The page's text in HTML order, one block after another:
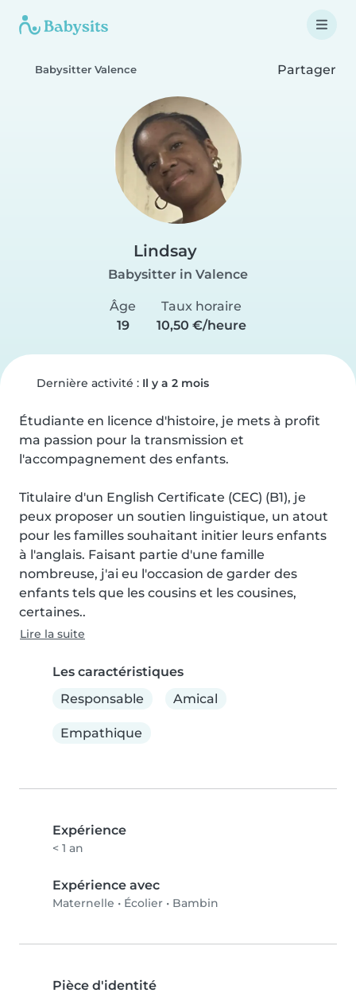
Babysitter Valence Partager
Lindsay
Babysitter in Valence
Âge
19
Taux horaire
10,50 €/heure
Dernière activité : Il y a 2 mois
Étudiante en licence d'histoire, je mets à profit
ma passion pour la transmission et
l'accompagnement des enfants.
Titulaire d'un English Certificate (CEC) (B1), je
peux proposer un soutien linguistique, un atout
pour les familles souhaitant initier leurs enfants
à l'anglais. Faisant partie d'une famille
nombreuse, j'ai eu l'occasion de garder des
enfants tels que les cousins et les cousines,
certaines..
Lire la suite
Les caractéristiques
Responsable
Amical
Empathique
Expérience
< 1 an
Expérience avec
Maternelle • Écolier • Bambin
Pièce d'identité